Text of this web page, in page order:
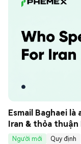
Esmail Baghaei
Iran & thỏa thuận
Người mới
Quy định